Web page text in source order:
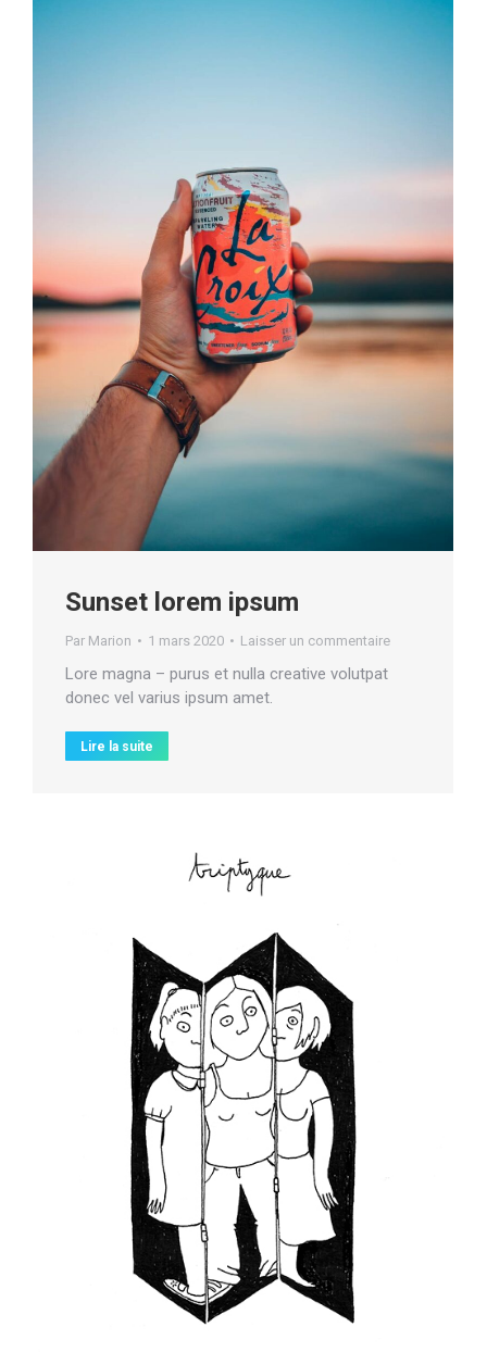
Sunset lorem ipsum
Par Marion 1 mars 2020 Laisser un commentaire
Lore magna – purus et nulla creative volutpat
donec vel varius ipsum amet.
Lire la suite